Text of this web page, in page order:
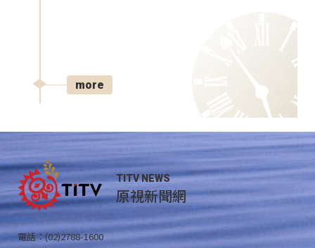
more
TITV NEWS
原視新聞網
電話：(02)2788-1600